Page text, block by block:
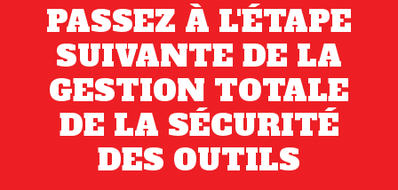
PASSEZ À L'ÉTAPE
SUIVANTE DE LA
GESTION TOTALE
DE LA SÉCURITÉ
DES OUTILS